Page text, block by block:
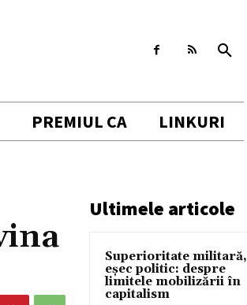
PREMIUL CA LINKURI
Ultimele articole
Superioritate militară,
eșec politic: despre
limitele mobilizării în
capitalism